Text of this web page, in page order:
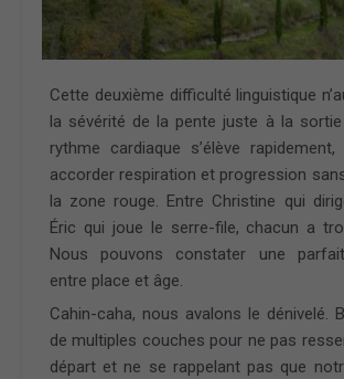
Cette deuxième difficulté linguistique
la sévérité de la pente juste à la
rythme cardiaque s’élève
accorder respiration et progression
la zone rouge. Entre Christine qui
Éric qui joue le serre-file, chacun a
Nous pouvons constater une
entre place et âge.
Cahin-caha, nous avalons le dénivelé.
de multiples couches pour ne pas
départ et ne se rappelant pas que